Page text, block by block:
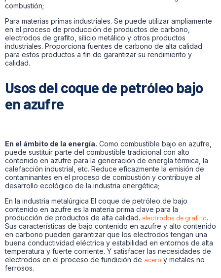
combustión;
Para materias primas industriales. Se puede utilizar ampliamente
en el proceso de producción de productos de carbono,
electrodos de grafito, silicio metálico y otros productos
industriales. Proporciona fuentes de carbono de alta calidad
para estos productos a fin de garantizar su rendimiento y
calidad.
Usos del coque de petróleo bajo
en azufre
En el ámbito de la energía. Como combustible bajo en azufre,
puede sustituir parte del combustible tradicional con alto
contenido en azufre para la generación de energía térmica, la
calefacción industrial, etc. Reduce eficazmente la emisión de
contaminantes en el proceso de combustión y contribuye al
desarrollo ecológico de la industria energética;
En la industria metalúrgica El coque de petróleo de bajo
contenido en azufre es la materia prima clave para la
producción de productos de alta calidad. electrodos de grafito.
Sus características de bajo contenido en azufre y alto contenido
en carbono pueden garantizar que los electrodos tengan una
buena conductividad eléctrica y estabilidad en entornos de alta
temperatura y fuerte corriente. Y satisfacer las necesidades de
electrodos en el proceso de fundición de acero y metales no
ferrosos.